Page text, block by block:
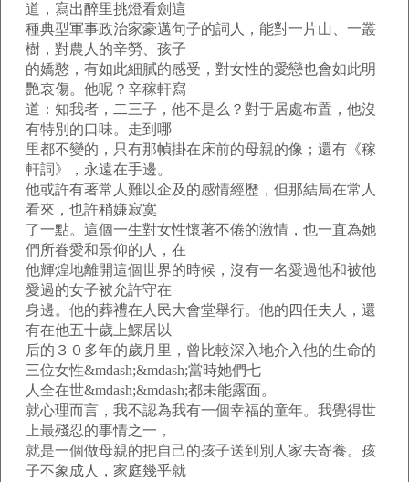
道，寫出醉里挑燈看劍這
種典型軍事政治家豪邁句子的詞人，能對一片山、一叢
樹，對農人的辛勞、孩子
的嬌憨，有如此細膩的感受，對女性的愛戀也會如此明
艷哀傷。他呢？辛稼軒寫
道：知我者，二三子，他不是么？對于居處布置，他沒
有特別的口味。走到哪
里都不變的，只有那幀掛在床前的母親的像；還有《稼
軒詞》，永遠在手邊。
他或許有著常人難以企及的感情經歷，但那結局在常人
看來，也許稍嫌寂寞
了一點。這個一生對女性懷著不倦的激情，也一直為她
們所眷愛和景仰的人，在
他輝煌地離開這個世界的時候，沒有一名愛過他和被他
愛過的女子被允許守在
身邊。他的葬禮在人民大會堂舉行。他的四任夫人，還
有在他五十歲上鰥居以
后的３０多年的歲月里，曾比較深入地介入他的生命的
三位女性&mdash;&mdash;當時她們七
人全在世&mdash;&mdash;都未能露面。
就心理而言，我不認為我有一個幸福的童年。我覺得世
上最殘忍的事情之一，
就是一個做母親的把自己的孩子送到別人家去寄養。孩
子不象成人，家庭幾乎就